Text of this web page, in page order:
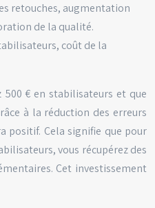
retouches, augmentation
de la qualité.
coût de la
500 € en stabilisateurs et que
à la réduction des erreurs
positif. Cela signifie que pour
vous récupérez des
Cet investissement